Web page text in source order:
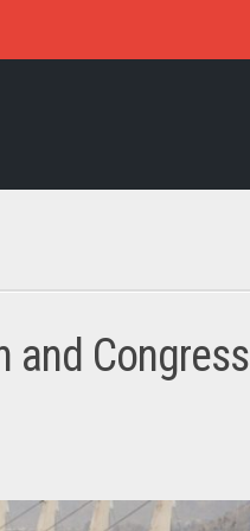
and Congress